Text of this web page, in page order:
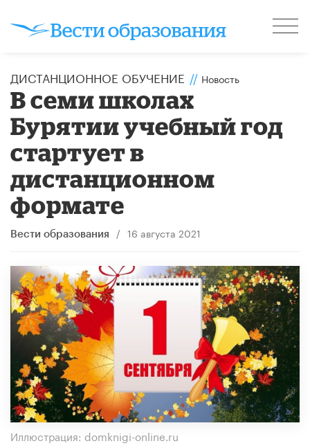
ДИСТАНЦИОННОЕ ОБУЧЕНИЕ // Новость
В семи школах
Бурятии учебный год
стартует в
дистанционном
формате
Вести образования / 16 августа 2021
Иллюстрация: domknigi-online.ru